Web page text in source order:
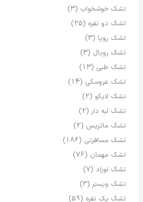
تشک خوشخواب (3)
تشک دو نفره (25)
تشک رویا (3)
تشک رویال (3)
تشک طبی (13)
تشک عروسکی (14)
تشک لایکو (2)
تشک لبه دار (2)
تشک ماتریس (2)
تشک مسافرتی (186)
تشک مهمان (76)
تشک نوزاد (7)
تشک ویستر (3)
تشک یک نفره (59)